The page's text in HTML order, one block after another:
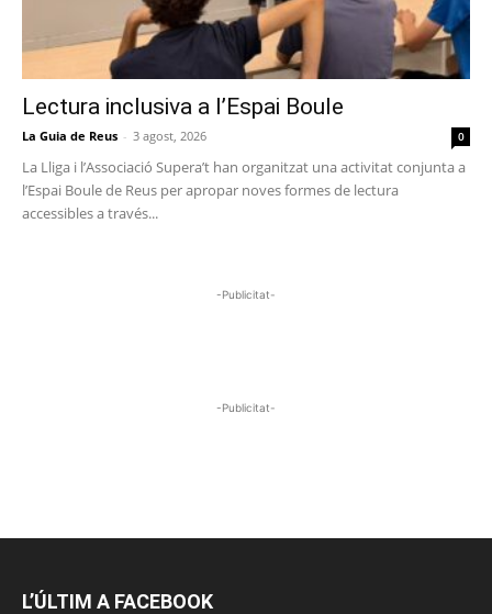
Lectura inclusiva a l’Espai Boule
La Guia de Reus - 3 agost, 2026 0
La Lliga i l’Associació Supera’t han organitzat una activitat conjunta a
l’Espai Boule de Reus per apropar noves formes de lectura
accessibles a través...
-Publicitat-
-Publicitat-
L’ÚLTIM A FACEBOOK